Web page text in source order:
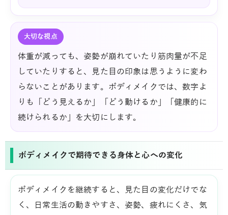
大切な視点
体重が減っても、姿勢が崩れていたり筋肉量が不足
していたりすると、見た目の印象は思うように変わ
らないことがあります。ボディメイクでは、数字よ
りも「どう見えるか」「どう動けるか」「健康的に
続けられるか」を大切にします。
ボディメイクで期待できる身体と心への変化
ボディメイクを継続すると、見た目の変化だけでな
く、日常生活の動きやすさ、姿勢、疲れにくさ、気